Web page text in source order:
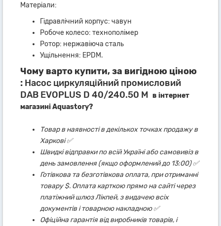
Матеріали:
Гідравлічний корпус: чавун
Робоче колесо: технополімер
Ротор: нержавіюча сталь
Ущільнення: EPDM.
Чому варто купити, за вигідною ціною
: Насос циркуляційний промисловий
DAB EVOPLUS D 40/240.50 M в інтернет
магазині Aquastory?
Товар в наявності в декількох точках продажу в
Харкові ✅
Швидкі відправки по всій Україні або самовивіз в
день замовлення (якщо оформлений до 13:00) ✅
Готівкова та безготівкова оплата, при отриманні
товару $. Оплата карткою прямо на сайті через
платіжний шлюз Лікпей, з видачею всіх
документів і товарною накладною ✅
Офіційна гарантія від виробників товарів, і